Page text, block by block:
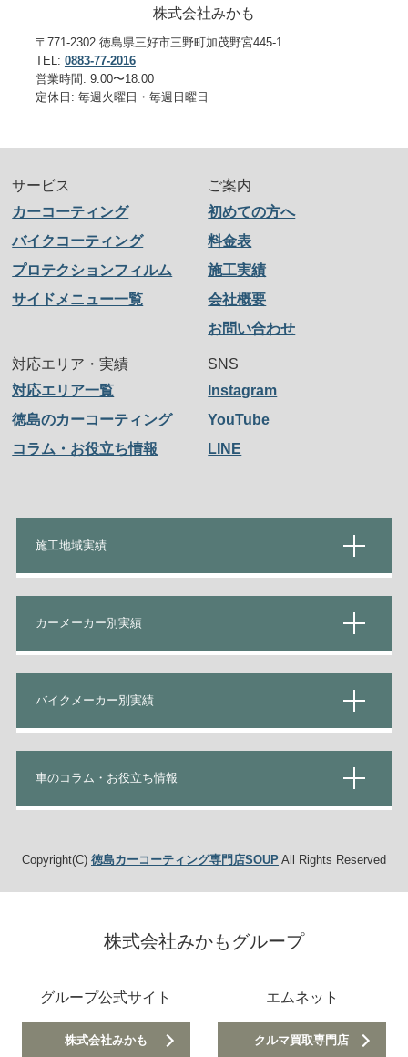
株式会社みかも
〒771-2302 徳島県三好市三野町加茂野宮445-1
TEL: 0883-77-2016
営業時間: 9:00〜18:00
定休日: 毎週火曜日・毎週日曜日
サービス
カーコーティング
バイクコーティング
プロテクションフィルム
サイドメニュー一覧
ご案内
初めての方へ
料金表
施工実績
会社概要
お問い合わせ
対応エリア・実績
対応エリア一覧
徳島のカーコーティング
コラム・お役立ち情報
SNS
Instagram
YouTube
LINE
施工地域実績
カーメーカー別実績
バイクメーカー別実績
車のコラム・お役立ち情報
Copyright(C) 徳島カーコーティング専門店SOUPAll Rights Reserved
株式会社みかもグループ
グループ公式サイト
株式会社みかも
エムネット
クルマ買取専門店